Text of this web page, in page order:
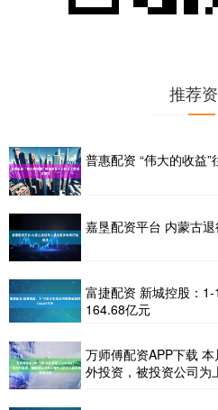
推荐
普惠配资 “伟大的收益
嘉垦配资平台 内蒙古
富捷配资 新城控股：
164.68亿元
万师傅配资APP下载
外投资，被投资公司为